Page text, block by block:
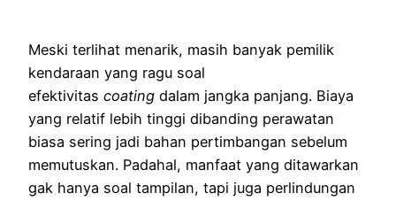
Meski terlihat menarik, masih banyak pemilik
kendaraan yang ragu soal
efektivitas coating dalam jangka panjang. Biaya
yang relatif lebih tinggi dibanding perawatan
biasa sering jadi bahan pertimbangan sebelum
memutuskan. Padahal, manfaat yang ditawarkan
gak hanya soal tampilan, tapi juga perlindungan